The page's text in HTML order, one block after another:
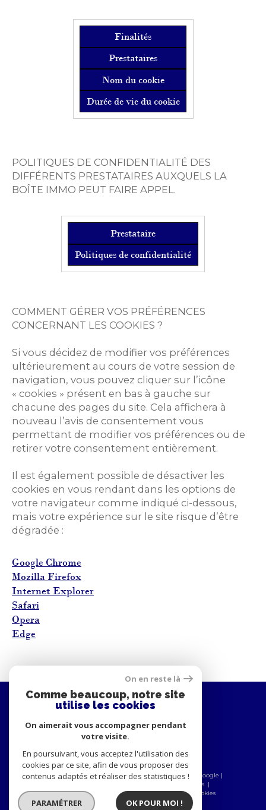
Finalités
Prestataires
Nom du cookie
Durée de vie du cookie
POLITIQUES DE CONFIDENTIALITÉ DES
DIFFÉRENTS PRESTATAIRES AUXQUELS LA
BOÎTE IMMO PEUT FAIRE APPEL.
Prestataire
Politiques de confidentialité
COMMENT GÉRER VOS PRÉFÉRENCES
CONCERNANT LES COOKIES ?
Si vous décidez de modifier vos préférences
ultérieurement au cours de votre session de
navigation, vous pouvez cliquer sur l’icône
« cookies » présent en bas à gauche sur
chacune des pages du site. Cela affichera à
nouveau l’avis de consentement vous
permettant de modifier vos préférences ou de
retirer votre consentement entièrement.
Il est également possible de désactiver les
cookies en vous rendant dans les options de
votre navigateur comme indiqué ci-dessous,
mais votre expérience sur le site risque d’être
dégradée :
Google Chrome
Mozilla Firefox
Internet Explorer
Safari
Opera
Edge
ADHÉRENTS
© 2026 | Tous droits réservés | Traduction powered by Google |
Mentions légales
Admin
Nos partenaires Politique RGPD Cookies
On en reste là
Comme beaucoup, notre site
utilise les cookies
On aimerait vous accompagner pendant
votre visite.
En poursuivant, vous acceptez l'utilisation des
cookies par ce site, afin de vous proposer des
contenus adaptés et réaliser des statistiques !
PARAMÉTRER OK POUR MOI !